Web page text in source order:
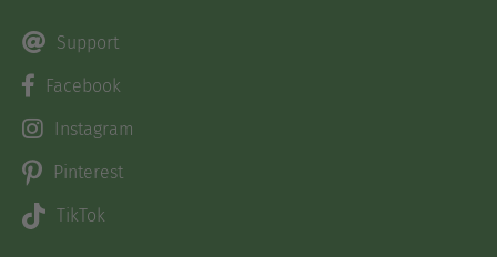
Support
Facebook
Instagram
Pinterest
TikTok